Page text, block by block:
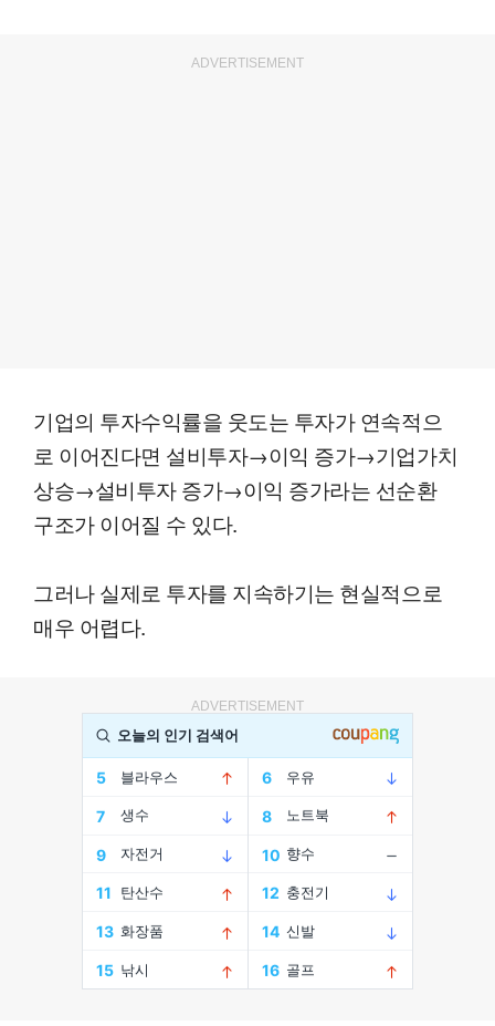
ADVERTISEMENT
기업의 투자수익률을 웃도는 투자가 연속적으
로 이어진다면 설비투자→이익 증가→기업가치
상승→설비투자 증가→이익 증가라는 선순환
구조가 이어질 수 있다.
그러나 실제로 투자를 지속하기는 현실적으로
매우 어렵다.
ADVERTISEMENT